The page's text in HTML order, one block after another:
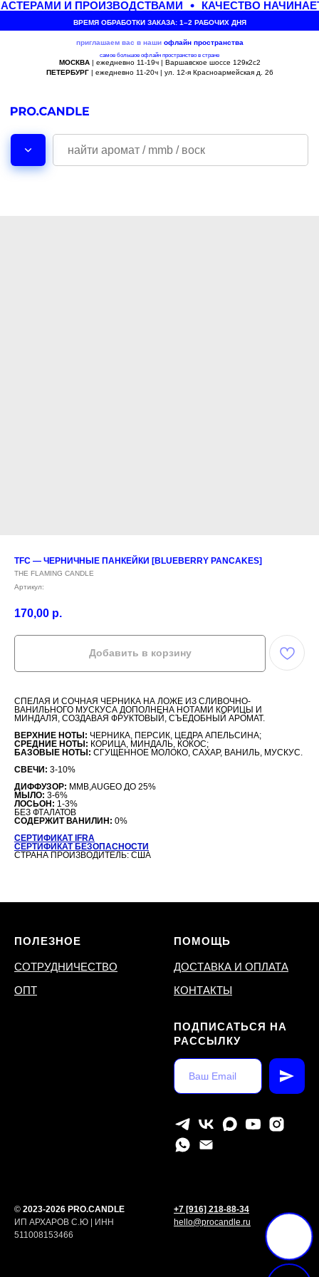
И ПРОИЗВОДСТВАМИ КАЧЕСТВО
ВРЕМЯ ОБРАБОТКИ ЗАКАЗА: 1–2 РАБОЧИХ ДНЯ
приглашаем вас в наши офлайн пространства
самое большое офлайн пространство в стране
МОСКВА| ежедневно 11-19ч | Варшавское шоссе 129к2с2
ПЕТЕРБУРГ| ежедневно 11-20ч | ул. 12-я Красноармейская д. 26
TFC — ЧЕРНИЧНЫЕ ПАНКЕЙКИ [BLUEBERRY PANCAKES]
THE FLAMING CANDLE
Артикул:
170,00 р.
Добавить в корзину
СПЕЛАЯ И СОЧНАЯ ЧЕРНИКА НА ЛОЖЕ ИЗ СЛИВОЧНО-
ВАНИЛЬНОГО МУСКУСА ДОПОЛНЕНА НОТАМИ КОРИЦЫ И
МИНДАЛЯ, СОЗДАВАЯ ФРУКТОВЫЙ, СЪЕДОБНЫЙ АРОМАТ.
ВЕРХНИЕ НОТЫ: ЧЕРНИКА, ПЕРСИК, ЦЕДРА АПЕЛЬСИНА;
СРЕДНИЕ НОТЫ: КОРИЦА, МИНДАЛЬ, КОКОС;
БАЗОВЫЕ НОТЫ: СГУЩЕННОЕ МОЛОКО, САХАР, ВАНИЛЬ, МУСКУС.
СВЕЧИ: 3-10%
ДИФФУЗОР: MMB,AUGEO ДО 25%
МЫЛО: 3-6%
ЛОСЬОН: 1-3%
БЕЗ ФТАЛАТОВ
СОДЕРЖИТ ВАНИЛИН: 0%
СЕРТИФИКАТ IFRA
СЕРТИФИКАТ БЕЗОПАСНОСТИ
СТРАНА ПРОИЗВОДИТЕЛЬ: США
ПОЛЕЗНОЕ
СОТРУДНИЧЕСТВО
ОПТ
ПОМОЩЬ
ДОСТАВКА И ОПЛАТА
КОНТАКТЫ
ПОДПИСАТЬСЯ НА
РАССЫЛКУ
© 2023-2026 PRO.CANDLE
ИП АРХАРОВ С.Ю | ИНН
511008153466
+7 [916] 218-88-34
hello@procandle.ru